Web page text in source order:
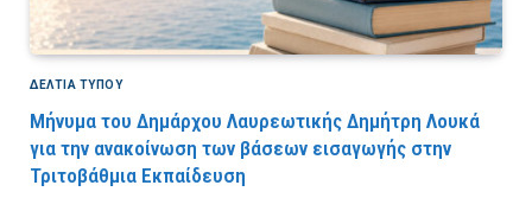
ΔΕΛΤΙΑ ΤΥΠΟΥ
Μήνυμα του Δημάρχου Λαυρεωτικής Δημήτρη Λουκά
για την ανακοίνωση των βάσεων εισαγωγής στην
Τριτοβάθμια Εκπαίδευση